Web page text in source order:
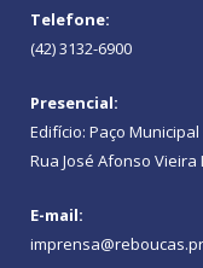
Telefone:
(42) 3132-6900
Presencial:
Edifício: Paço
Rua José Afonso Vieira
E-mail: